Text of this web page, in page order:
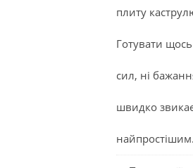
плиту
Готувати
сил, ні
швидко
найпростішим.